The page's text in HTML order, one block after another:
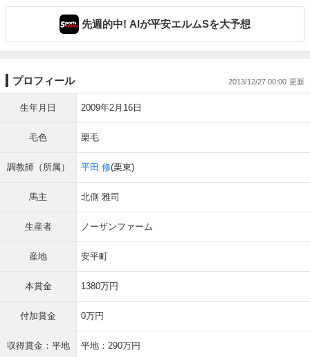
先週的中! AIが平安エルムSを大予想
プロフィール 2013/12/27 00:00
生年月日 2009年2月16日
毛色 栗毛
調教師（所属） 平田 修(栗東)
馬主 北側 雅司
生産者 ノーザンファーム
産地 安平町
本賞金 1380万円
付加賞金 0万円
収得賞金：平地 平地：290万円